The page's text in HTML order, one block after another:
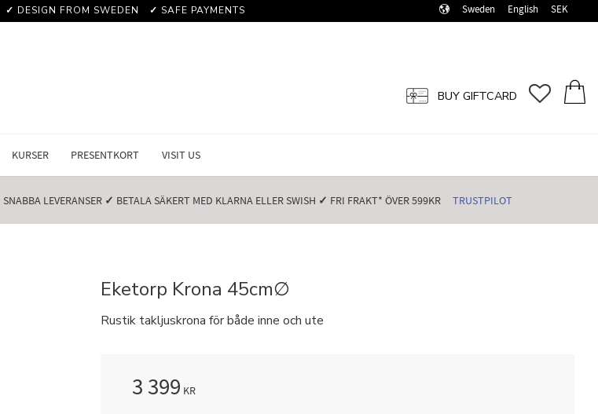
✓ DESIGN FROM SWEDEN ✓ SAFE PAYMENTS Sweden English SEK
KURSER PRESENTKORT VISIT US
BUY GIFTCARD
SNABBA LEVERANSER️ ✓ BETALA SÄKERT MED KLARNA ELLER SWISH️ ✓ FRI FRAKT* ÖVER 599KR️ TRUSTPILOT
Eketorp Krona 45cm∅
Rustik takljuskrona för både inne och ute
3 399 KR